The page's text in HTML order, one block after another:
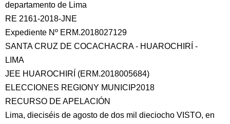
departamento de Lima
RE 2161-2018-JNE
Expediente Nº ERM.2018027129
SANTA CRUZ DE COCACHACRA - HUAROCHIRÍ -
LIMA
JEE HUAROCHIRÍ (ERM.2018005684)
ELECCIONES REGIONY MUNICIP2018
RECURSO DE APELACIÓN
Lima, dieciséis de agosto de dos mil dieciocho VISTO, en